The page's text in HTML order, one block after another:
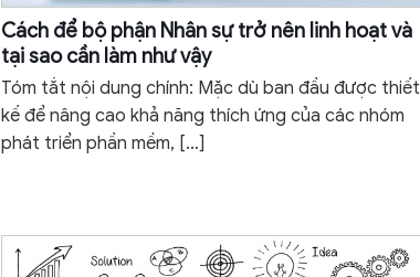
Cách để bộ phận Nhân sự trở nên linh hoạt và
tại sao cần làm như vậy
Tóm tắt nội dung chính: Mặc dù ban đầu được thiết
kế để nâng cao khả năng thích ứng của các nhóm
phát triển phần mềm, […]